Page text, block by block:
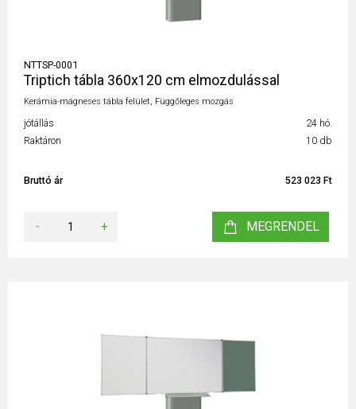
NTTSP-0001
Triptich tábla 360x120 cm elmozdulással
Kerámia-mágneses tábla felület, Függőleges mozgás
jótállás
24 hó.
Raktáron
10 db
Bruttó ár 523 023 Ft
- + MEGRENDEL